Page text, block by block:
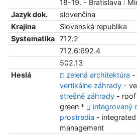
18-19. - Bratislava :
Jazyk dok.
slovenčina
Krajina
Slovenská republika
Systematika
712.2
712.6:692.4
502.13
Heslá
zelená architektúra -
vertikálne záhrady-
strešné záhrady- roof
green *
integrovaný
prostredia -
management